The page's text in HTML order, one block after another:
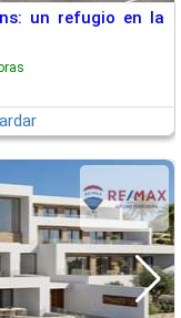
un refugio en la